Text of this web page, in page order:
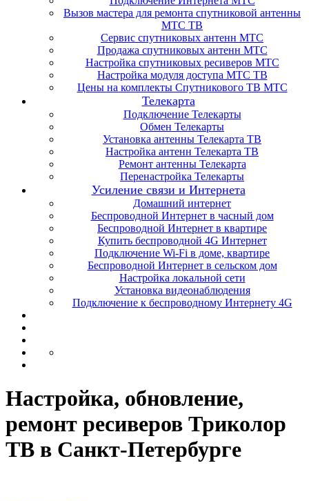
Вызов мастера для ремонта спутниковой антенны
МТС ТВ
Сервис спутниковых антенн МТС
Продажа спутниковых антенн МТС
Настройка спутниковых ресиверов МТС
Настройка модуля доступа МТС ТВ
Цены на комплекты Спутникового ТВ МТС
Телекарта
Подключение Телекарты
Обмен Телекарты
Установка антенны Телекарта ТВ
Настройка антенн Телекарта ТВ
Ремонт антенны Телекарта
Перенастройка Телекарты
Усиление связи и Интернета
Домашний интернет
Беспроводной Интернет в часный дом
Беспроводной Интернет в квартире
Купить беспроводной 4G Интернет
Подключение Wi-Fi в доме, квартире
Беспроводной Интернет в сельском дом
Настройка локальной сети
Установка видеонаблюдения
Подключение к беспроводному Интернету 4G
Настройка, обновление,
ремонт ресиверов Триколор
ТВ в Санкт-Петербурге